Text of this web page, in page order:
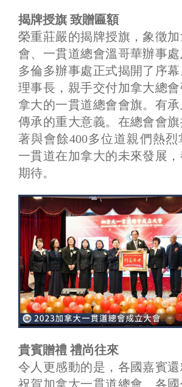
揭牌授旗 致贈匾額
榮重莊嚴的揭牌授旗，象徵
會、一貫道總會溫哥華辦事
多倫多辦事處正式揭開了序
理事長，親手交付加拿大總
拿大的一貫道總會會旗。有
傳承的重大意義。在總會會
著與會餘400多位道親們熱
一貫道在加拿大的未來發展
期待。
貴賓贈禮 禮尚往來
令人更感動的是，各國嘉賓
祝賀加拿大一貫道總會。各